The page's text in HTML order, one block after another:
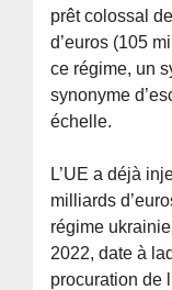
prêt colossal
d’euros (105
ce régime, un
synonyme
échelle.
L’UE a déjà
milliards
régime
2022, date à
procuration de